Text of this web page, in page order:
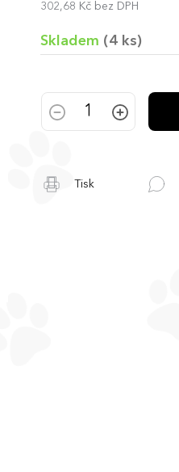
302,68 Kč bez DPH
Měrná
Skladem (4 ks)
Tisk